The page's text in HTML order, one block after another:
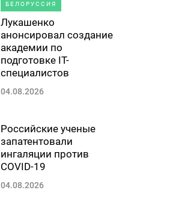
БЕЛОРУССИЯ
Лукашенко
анонсировал создание
академии по
подготовке IT-
специалистов
04.08.2026
Российские ученые
запатентовали
ингаляции против
COVID-19
04.08.2026